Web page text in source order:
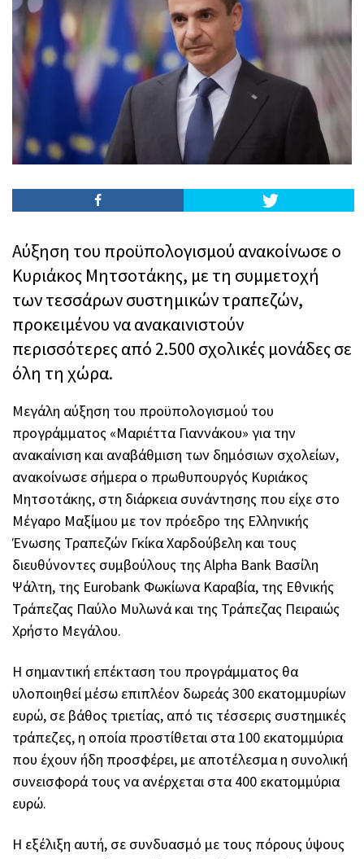
Αύξηση του προϋπολογισμού ανακοίνωσε ο
Κυριάκος Μητσοτάκης, με τη συμμετοχή
των τεσσάρων συστημικών τραπεζών,
προκειμένου να ανακαινιστούν
περισσότερες από 2.500 σχολικές μονάδες σε
όλη τη χώρα.
Μεγάλη αύξηση του προϋπολογισμού του
προγράμματος «Μαριέττα Γιαννάκου» για την
ανακαίνιση και αναβάθμιση των δημόσιων σχολείων,
ανακοίνωσε σήμερα ο πρωθυπουργός Κυριάκος
Μητσοτάκης, στη διάρκεια συνάντησης που είχε στο
Μέγαρο Μαξίμου με τον πρόεδρο της Ελληνικής
Ένωσης Τραπεζών Γκίκα Χαρδούβελη και τους
διευθύνοντες συμβούλους της Alpha Bank Βασίλη
Ψάλτη, της Eurobank Φωκίωνα Καραβία, της Εθνικής
Τράπεζας Παύλο Μυλωνά και της Τράπεζας Πειραιώς
Χρήστο Μεγάλου.
Η σημαντική επέκταση του προγράμματος θα
υλοποιηθεί μέσω επιπλέον δωρεάς 300 εκατομμυρίων
ευρώ, σε βάθος τριετίας, από τις τέσσερις συστημικές
τράπεζες, η οποία προστίθεται στα 100 εκατομμύρια
που έχουν ήδη προσφέρει, με αποτέλεσμα η συνολική
συνεισφορά τους να ανέρχεται στα 400 εκατομμύρια
ευρώ.
Η εξέλιξη αυτή, σε συνδυασμό με τους πόρους ύψους